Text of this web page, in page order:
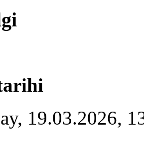
19.03.2026,